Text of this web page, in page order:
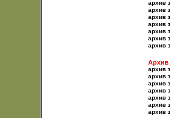
архив
архив
архив
архив
архив
архив
архив
Архив
архив
архив
архив
архив
архив
архив
архив